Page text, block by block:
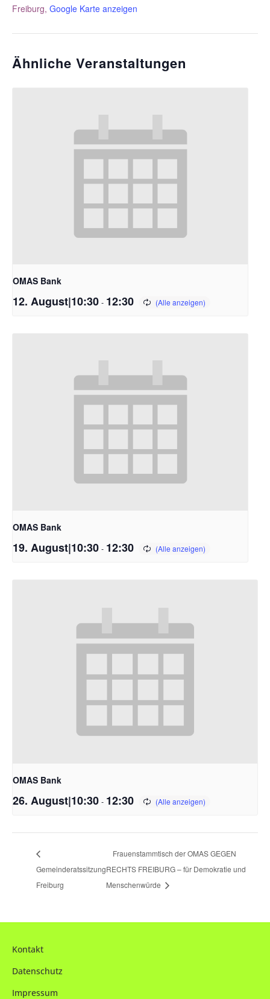
Freiburg, Google Karte anzeigen
Ähnliche Veranstaltungen
OMAS Bank
12. August|10:30 - 12:30
OMAS Bank
19. August|10:30 - 12:30
OMAS Bank
26. August|10:30 - 12:30
Gemeinderatssitzung
Freiburg
Frauenstammtisch der OMAS GEGEN
RECHTS FREIBURG – für Demokratie und
Menschenwürde
Kontakt
Datenschutz
Impressum